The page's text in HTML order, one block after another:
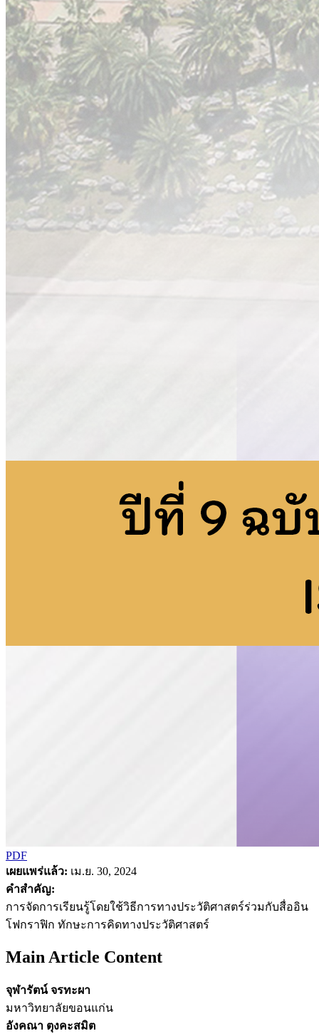
PDF
เผยแพร่แล้ว: เม.ย. 30, 2024
คำสำคัญ:
การจัดการเรียนรู้โดยใช้วิธีการทางประวัติศาสตร์ร่วมกับสื่ออิน
โฟกราฟิก ทักษะการคิดทางประวัติศาสตร์
Main Article Content
จุฬารัตน์ จรทะผา
มหาวิทยาลัยขอนแก่น
อังคณา ตุงคะสมิต